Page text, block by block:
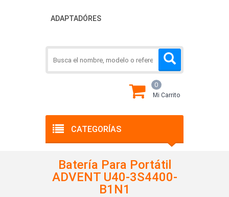
ADAPTADÓRES
CATEGORÍAS
0
Mi Carrito
Batería Para Portátil
ADVENT U40-3S4400-
B1N1